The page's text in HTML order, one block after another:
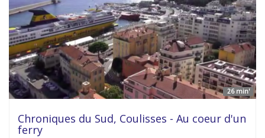
26 min'
Chroniques du Sud, Coulisses - Au coeur d'un
ferry